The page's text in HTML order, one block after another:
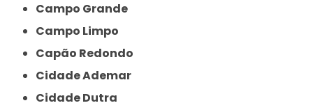
Campo Grande
Campo Limpo
Capão Redondo
Cidade Ademar
Cidade Dutra